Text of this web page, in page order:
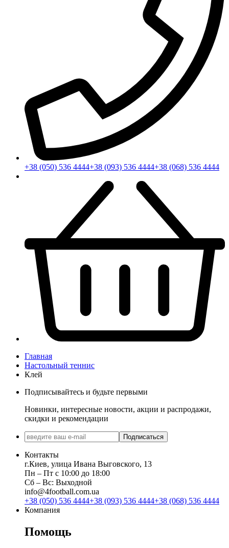
+38 (050) 536 4444+38 (093) 536 4444+38 (068) 536 4444
Главная
Настольный теннис
Клей
Подписывайтесь и будьте первыми
Новинки, интересные новости, акции и распродажи,
скидки и рекомендации
Подписаться
Контакты
г.Киев, улица Ивана Выговского, 13
Пн ‒ Пт с 10:00 до 18:00
Сб ‒ Вс: Выходной
info@4football.com.ua
+38 (050) 536 4444+38 (093) 536 4444+38 (068) 536 4444
Компания
Помощь